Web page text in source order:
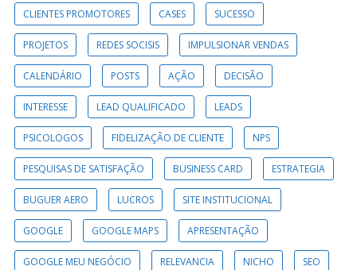
CLIENTES PROMOTORES CASES SUCESSO
PROJETOS REDES SOCISIS IMPULSIONAR VENDAS
CALENDÁRIO POSTS AÇÃO DECISÃO
INTERESSE LEAD QUALIFICADO LEADS
PSICOLOGOS FIDELIZAÇÃO DE CLIENTE NPS
PESQUISAS DE SATISFAÇÃO BUSINESS CARD ESTRATEGIA
BUGUER AERO LUCROS SITE INSTITUCIONAL
GOOGLE GOOGLE MAPS APRESENTAÇÃO
GOOGLE MEU NEGÓCIO RELEVANCIA NICHO SEO